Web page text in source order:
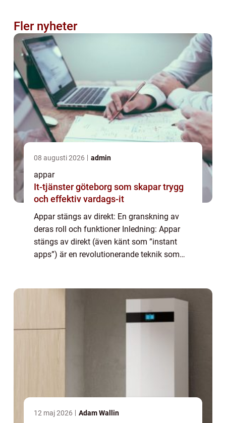
Fler nyheter
08 augusti 2026 admin
appar
It-tjänster göteborg som skapar trygg
och effektiv vardags-it
Appar stängs av direkt: En granskning av
deras roll och funktioner Inledning: Appar
stängs av direkt (även känt som ”instant
apps”) är en revolutionerande teknik som
12 maj 2026 Adam Wallin